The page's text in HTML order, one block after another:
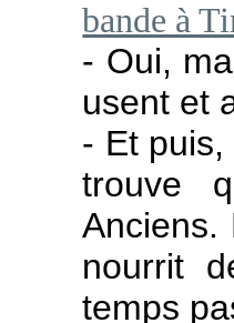
bande à
- Oui,
usent et
- Et
trouve
Anciens.
nourrit
temps